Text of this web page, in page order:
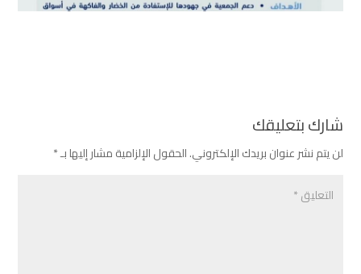
شارك بتعليقك
لن يتم نشر عنوان بريدك الإلكتروني.الحقول الإلزامية مشار إليها بـ*